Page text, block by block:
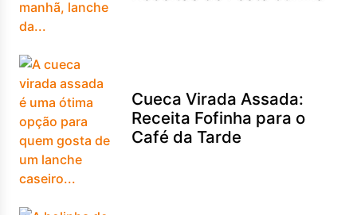
Cueca Virada Assada:
Receita Fofinha para o
Café da Tarde